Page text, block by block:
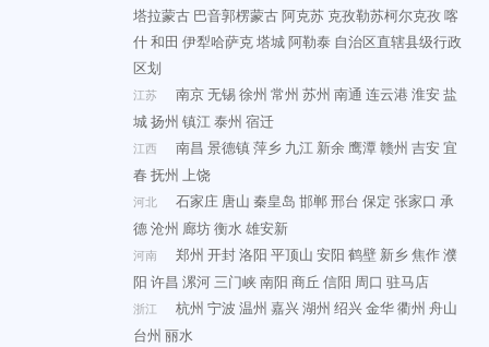
塔拉蒙古 巴音郭楞蒙古阿克苏 克孜勒苏柯尔克孜喀
什和田 伊犁哈萨克塔城阿勒泰 自治区直辖县级行政
区划
江苏 南京无锡徐州 常州 苏州 南通 连云港淮安盐
城扬州 镇江泰州 宿迁
江西 南昌 景德镇萍乡 九江 新余鹰潭赣州 吉安宜
春 抚州 上饶
河北 石家庄 唐山 秦皇岛 邯郸邢台 保定 张家口 承
德沧州 廊坊衡水雄安新
河南 郑州 开封洛阳 平顶山 安阳 鹤壁 新乡焦作濮
阳 许昌 漯河三门峡南阳 商丘 信阳 周口 驻马店
浙江 杭州 宁波 温州 嘉兴湖州 绍兴金华衢州 舟山
台州 丽水